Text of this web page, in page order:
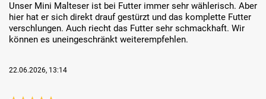
Unser Mini Malteser ist bei Futter immer sehr wählerisch. Aber
hier hat er sich direkt drauf gestürzt und das komplette Futter
verschlungen. Auch riecht das Futter sehr schmackhaft. Wir
können es uneingeschränkt weiterempfehlen.
22.06.2026, 13:14